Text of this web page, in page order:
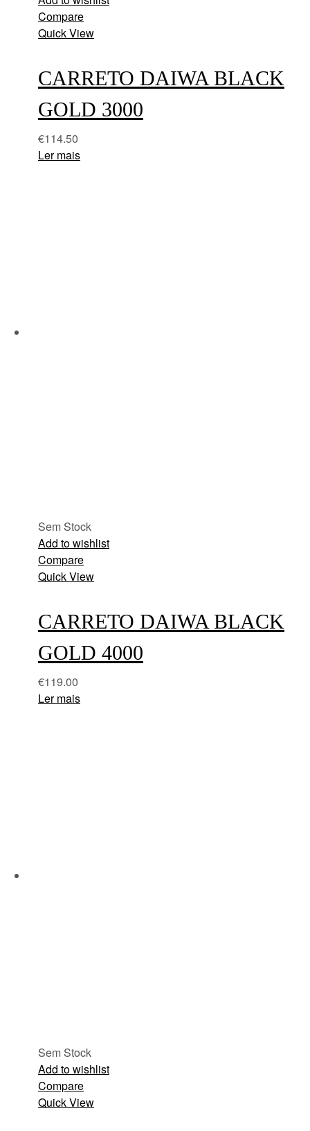
Compare
Quick View
CARRETO DAIWA BLACK
GOLD 3000
€114.50
Ler mais
Sem Stock
Add to wishlist
Compare
Quick View
CARRETO DAIWA BLACK
GOLD 4000
€119.00
Ler mais
Sem Stock
Add to wishlist
Compare
Quick View